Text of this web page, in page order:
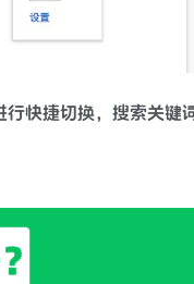
快捷切换，搜索关键